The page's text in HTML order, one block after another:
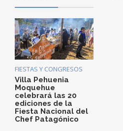
FIESTAS Y CONGRESOS
Villa Pehuenia
Moquehue
celebrará las 20
ediciones de la
Fiesta Nacional del
Chef Patagónico